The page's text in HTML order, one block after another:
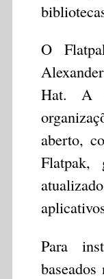
O
Hat. A
aberto,
Flatpak,
Para